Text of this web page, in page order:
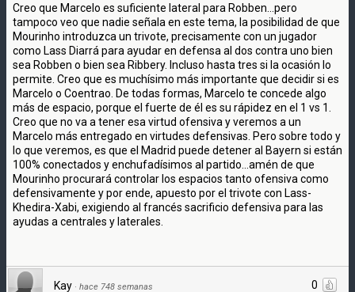
Creo que Marcelo es suficiente lateral para Robben...pero
tampoco veo que nadie señala en este tema, la posibilidad de que
Mourinho introduzca un trivote, precisamente con un jugador
como Lass Diarrá para ayudar en defensa al dos contra uno bien
sea Robben o bien sea Ribbery. Incluso hasta tres si la ocasión lo
permite. Creo que es muchísimo más importante que decidir si es
Marcelo o Coentrao. De todas formas, Marcelo te concede algo
más de espacio, porque el fuerte de él es su rápidez en el 1 vs 1.
Creo que no va a tener esa virtud ofensiva y veremos a un
Marcelo más entregado en virtudes defensivas. Pero sobre todo y
lo que veremos, es que el Madrid puede detener al Bayern si están
100% conectados y enchufadísimos al partido...amén de que
Mourinho procurará controlar los espacios tanto ofensiva como
defensivamente y por ende, apuesto por el trivote con Lass-
Khedira-Xabi, exigiendo al francés sacrificio defensiva para las
ayudas a centrales y laterales.
0
Kay · hace 748 semanas